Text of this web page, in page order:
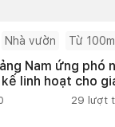
Nhà vườn Từ
Nam ứng phó
linh hoạt cho
29 lượt